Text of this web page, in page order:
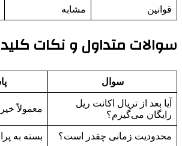
قوانین مشابه
سوالات متداول و نکات
سوال
آیا بعد از تریال اکانت ریل
رایگان می‌گیرم؟
معمولاً خیر
محدودیت زمانی چقدر است؟ بسته به پراپ 7 تا